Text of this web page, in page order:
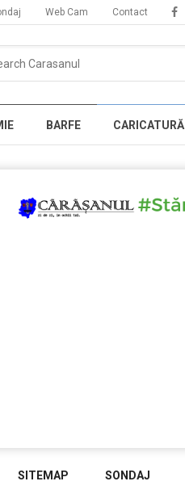
Web Cam Contact
BARFE CARICATURĂ
SITEMAP SONDAJ